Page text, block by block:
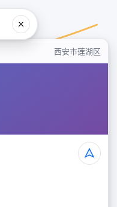
西安市莲湖区